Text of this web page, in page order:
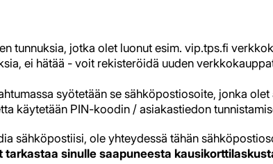
tunnuksia, jotka olet luonut esim. vip.tps.fi
ei hätää - voit rekisteröidä uuden
syötetään se sähköpostiosoite, jonka
käytetään PIN-koodin / asiakastiedon
sähköpostiisi, ole yhteydessä tähän
tarkastaa sinulle saapuneesta